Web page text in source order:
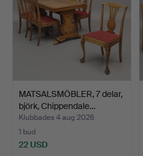
MATSALSMÖBLER, 7 delar,
björk, Chippendale…
Klubbades 4 aug 2026
1 bud
22 USD